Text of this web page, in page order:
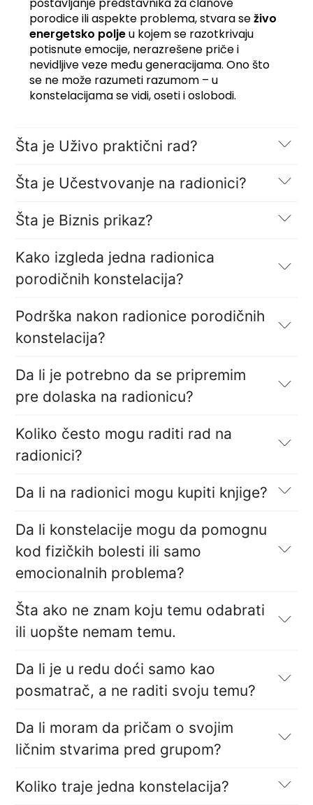
porodice ili aspekte problema, stvara seživo
energetsko poljeu kojem se razotkrivaju
potisnute emocije, nerazrešene priče i
nevidljive veze među generacijama. Ono što
se ne može razumeti razumom – u
konstelacijama se vidi, oseti i oslobodi.
Šta je Uživo praktični rad?
Šta je Učestvovanje na radionici?
Šta je Biznis prikaz?
Kako izgleda jedna radionica
porodičnih konstelacija?
Podrška nakon radionice porodičnih
konstelacija?
Da li je potrebno da se pripremim
pre dolaska na radionicu?
Koliko često mogu raditi rad na
radionici?
Da li na radionici mogu kupiti knjige?
Da li konstelacije mogu da pomognu
kod fizičkih bolesti ili samo
emocionalnih problema?
Šta ako ne znam koju temu odabrati
ili uopšte nemam temu.
Da li je u redu doći samo kao
posmatrač, a ne raditi svoju temu?
Da li moram da pričam o svojim
ličnim stvarima pred grupom?
Koliko traje jedna konstelacija?